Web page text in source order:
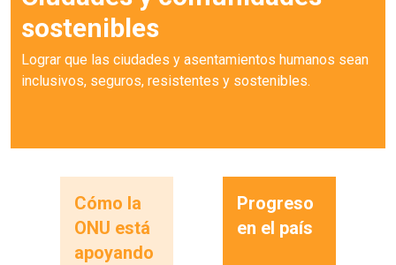
sostenibles
Lograr que las ciudades y asentamientos humanos sean
inclusivos, seguros, resistentes y sostenibles.
Cómo la
ONU está
apoyando
Progreso
en el país